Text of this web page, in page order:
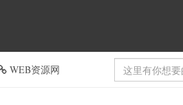
WEB资源网